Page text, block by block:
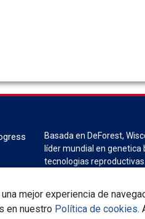
mejor experiencia de
en nuestro Política de cookies.
Basada en DeForest,
líder mundial en genetica
tecnologias